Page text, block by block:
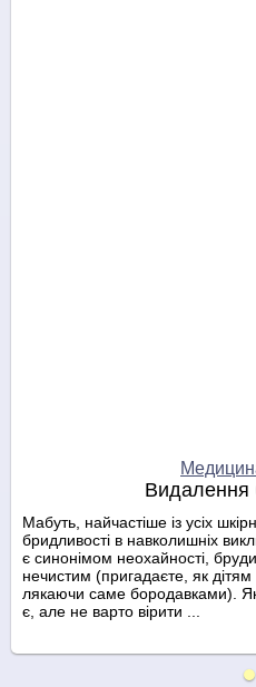
Видалення
Мабуть, найчастіше із усіх
бридливості в навколишніх
є синонімом неохайності,
нечистим (пригадаєте, як
лякаючи саме бородавками).
є, але не варто вірити ...